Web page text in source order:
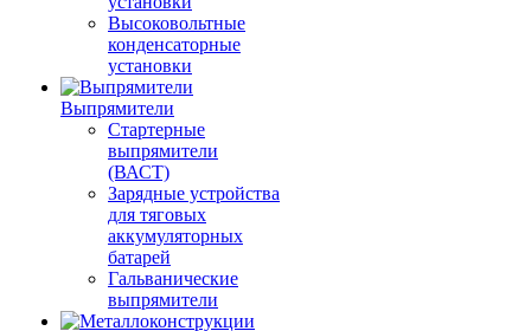
Высоковольтные
конденсаторные
установки
Выпрямители
Стартерные
выпрямители
(ВАСТ)
Зарядные устройства
для тяговых
аккумуляторных
батарей
Гальванические
выпрямители